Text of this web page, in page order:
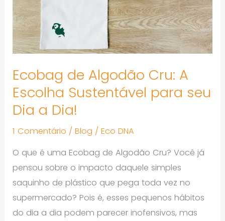
Ecobag de Algodão Cru: A
Escolha Sustentável para seu
Dia a Dia!
1 Comentário /Blog /Eco DNA
O que é uma Ecobag de Algodão Cru? Você já
pensou sobre o impacto daquele simples
saquinho de plástico que pega toda vez no
supermercado? Pois é, esses pequenos hábitos
do dia a dia podem parecer inofensivos, mas
Escolha
Sustentável
para
seu
a
Dia!